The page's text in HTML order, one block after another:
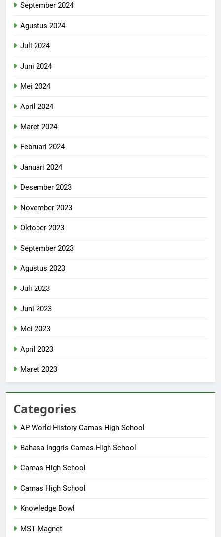
September 2024
Agustus 2024
Juli 2024
Juni 2024
Mei 2024
April 2024
Maret 2024
Februari 2024
Januari 2024
Desember 2023
November 2023
Oktober 2023
September 2023
Agustus 2023
Juli 2023
Juni 2023
Mei 2023
April 2023
Maret 2023
Categories
AP World History Camas High School
Bahasa Inggris Camas High School
Camas High School
Camas High School
Knowledge Bowl
MST Magnet